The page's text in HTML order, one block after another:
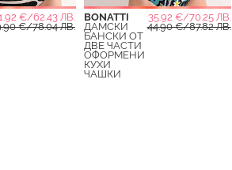
€/62.43 ЛВ.
€/78.04 ЛВ.
BONATTI
35.92 €/70.25 ЛВ.
ДАМСКИ
БАНСКИ ОТ
ДВЕ ЧАСТИ
ОФОРМЕНИ
КУХИ
ЧАШКИ
44.90 €/87.82 ЛВ.